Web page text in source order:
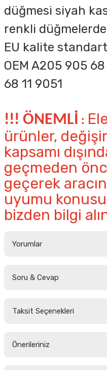
düğmesi siyah
renkli
EU kalite
OEM A205 905
68 11 9051
!!! ÖNEMLİ :
ürünler,
kapsamı
geçmeden
geçerek
uyumu
bizden bilgi
Yorumlar
Soru & Cevap
Taksit Seçenekleri
Önerileriniz